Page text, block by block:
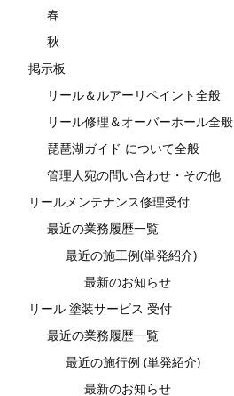
春
秋
掲示板
リール＆ルアーリペイント全般
リール修理＆オーバーホール全般
琵琶湖ガイド について全般
管理人宛の問い合わせ・その他
リールメンテナンス修理受付
最近の業務履歴一覧
最近の施工例(単発紹介)
最新のお知らせ
リール 塗装サービス 受付
最近の業務履歴一覧
最近の施行例 (単発紹介)
最新のお知らせ